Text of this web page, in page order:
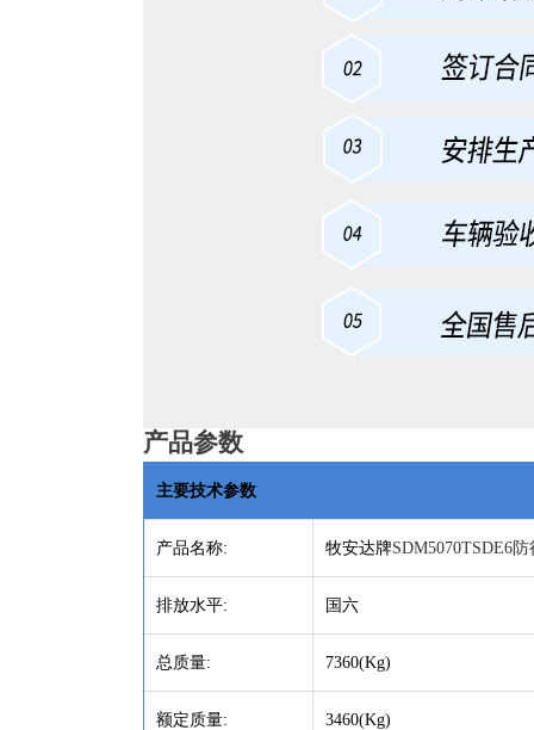
产品参数
主要技术参数
产品名称: 牧安达牌SDM5070TSDE6
排放水平: 国六
总质量: 7360(Kg)
额定质量: 3460(Kg)